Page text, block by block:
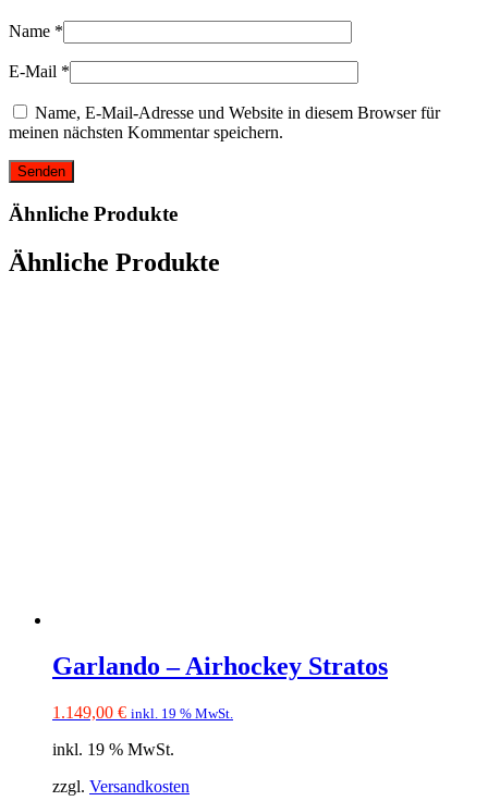
Name *
E-Mail *
Name, E-Mail-Adresse und Website in diesem Browser für
meinen nächsten Kommentar speichern.
Ähnliche Produkte
Ähnliche Produkte
Garlando – Airhockey Stratos
1.149,00 € inkl. 19 % MwSt.
inkl. 19 % MwSt.
zzgl. Versandkosten